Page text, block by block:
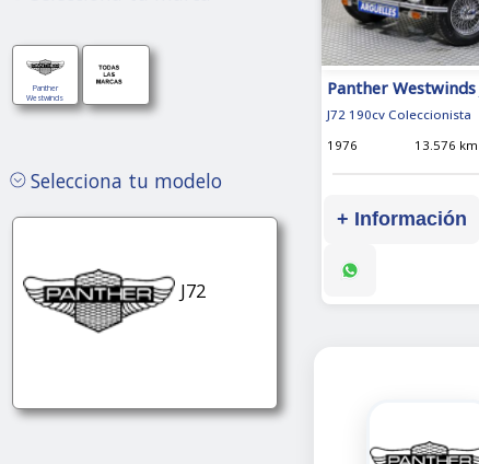
Panther Westwinds
J72 190cv Coleccionista
1976
13.576 km
+ Información
Panther
WestwindsGasolina
segundamano
Selecciona tu modelo
J72
Gasolina